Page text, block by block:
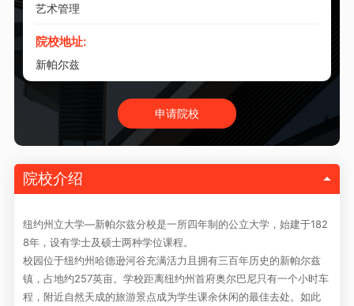
艺术管理
院校地址:
新帕尔兹
申请院校
院校介绍
纽约州立大学—新帕尔兹分校是一所四年制的公立大学，始建于182
8年，设有学士及硕士两种学位课程。
校园位于纽约州哈德逊河谷充满活力且拥有三百年历史的新帕尔兹
镇，占地约257英亩。学校距离纽约州首府奥尔巴尼只有一个小时车
程，附近自然天成的旅游景点成为学生课余休闲的最佳去处。如此